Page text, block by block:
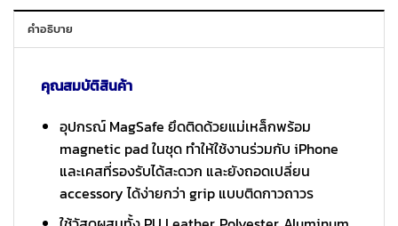
คำอธิบาย
คุณสมบัติสินค้า
อุปกรณ์ MagSafe ยึดติดด้วยแม่เหล็กพร้อม
magnetic pad ในชุด ทำให้ใช้งานร่วมกับ iPhone
และเคสที่รองรับได้สะดวก และยังถอดเปลี่ยน
accessory ได้ง่ายกว่า grip แบบติดกาวถาวร